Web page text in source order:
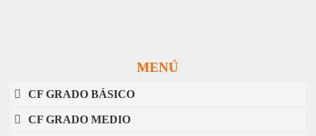
MENÚ
CF GRADO BÁSICO
CF GRADO MEDIO